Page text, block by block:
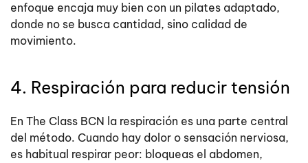
enfoque encaja muy bien con un pilates adaptado,
donde no se busca cantidad, sino calidad de
movimiento.
4. Respiración para reducir tensión
En The Class BCN la respiración es una parte central
del método. Cuando hay dolor o sensación nerviosa,
es habitual respirar peor: bloqueas el abdomen,